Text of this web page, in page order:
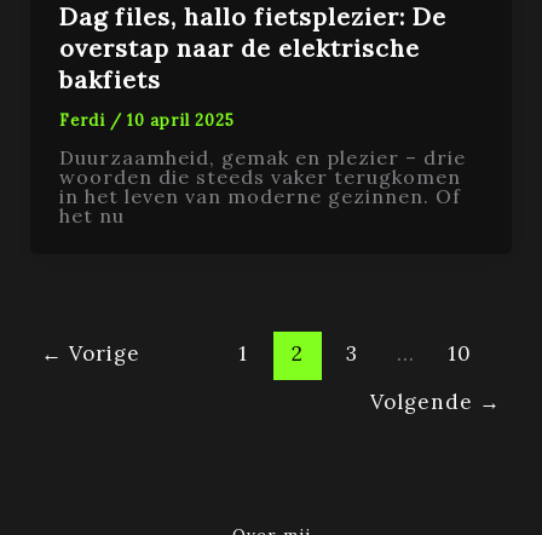
Dag files, hallo fietsplezier: De
overstap naar de elektrische
bakfiets
Ferdi / 10 april 2025
Duurzaamheid, gemak en plezier – drie
woorden die steeds vaker terugkomen
in het leven van moderne gezinnen. Of
het nu
← Vorige 1 2 3 …
10
Volgende →